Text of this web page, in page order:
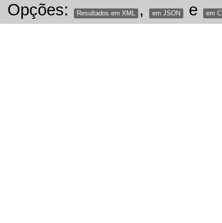
Opções: Resultados em XML , em JSON e em